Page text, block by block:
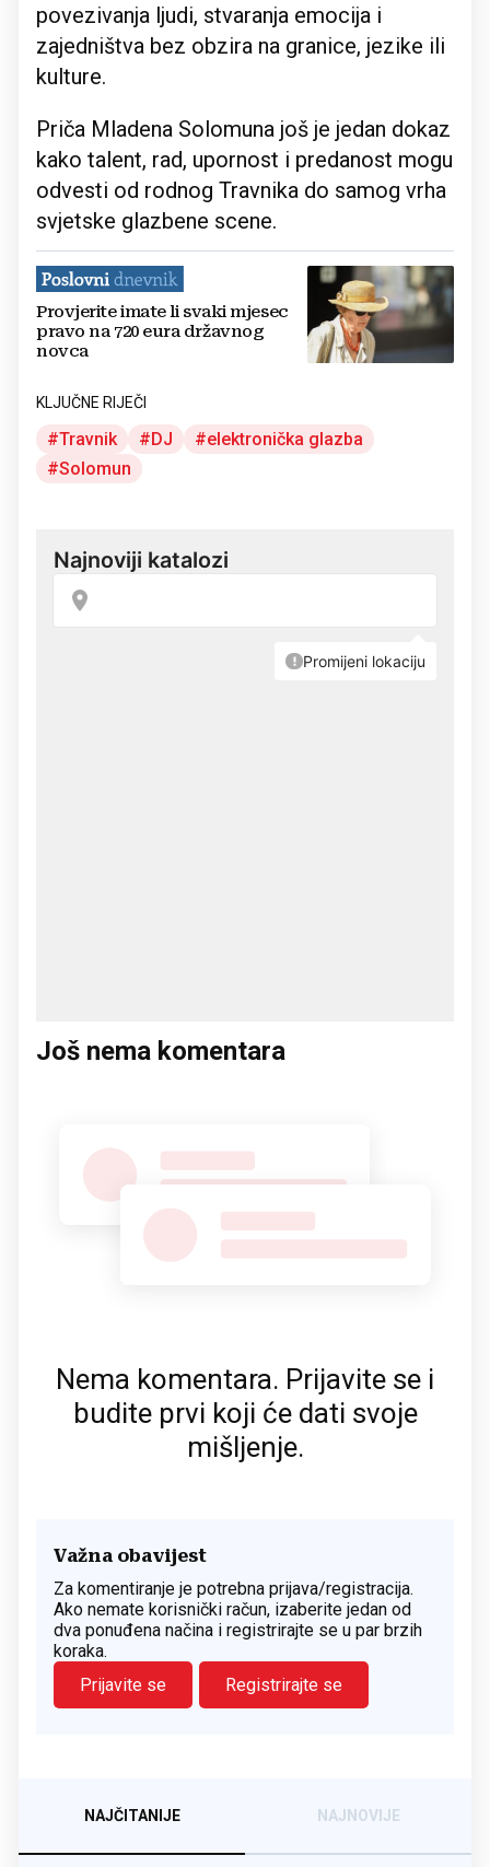
povezivanja ljudi, stvaranja emocija i
zajedništva bez obzira na granice, jezike ili
kulture.
Priča Mladena Solomuna još je jedan dokaz
kako talent, rad, upornost i predanost mogu
odvesti od rodnog Travnika do samog vrha
svjetske glazbene scene.
Provjerite imate li svaki mjesec
pravo na 720 eura državnog
novca
KLJUČNE RIJEČI
Travnik DJ
elektronička glazba
Solomun
Još nema komentara
Nema komentara. Prijavite se i
budite prvi koji će dati svoje
mišljenje.
Važna obavijest
Za komentiranje je potrebna prijava/registracija.
Ako nemate korisnički račun, izaberite jedan od
dva ponuđena načina i registrirajte se u par brzih
koraka.
Prijavite se
Registrirajte se
NAJČITANIJE NAJNOVIJE